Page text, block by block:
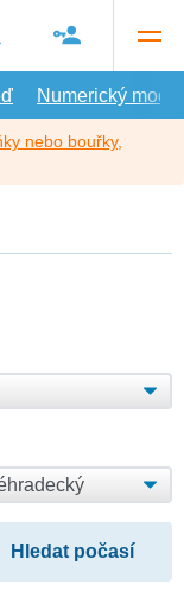
Numerický model
nebo bouřky,